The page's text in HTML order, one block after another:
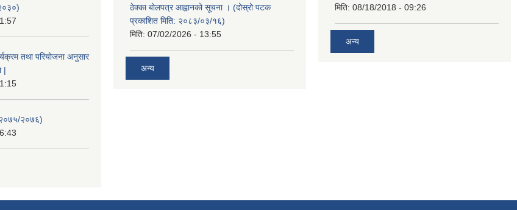
तथा परियोजना अनुसार
|
२०७६)
ठेक्का बोलपत्र आह्वानको सूचना । (दोस्रो पटक
प्रकाशित मिति: २०८३/०३/१६)
मिति: 07/02/2026 - 13:55
अन्य
मिति: 08/18/2018 - 09:26
अन्य